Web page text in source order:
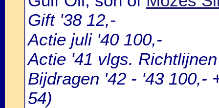
Gift '38 12,-
Actie juli '40 100,-
Actie '41 vlgs.
Bijdragen '42 - '43 100,-
54)